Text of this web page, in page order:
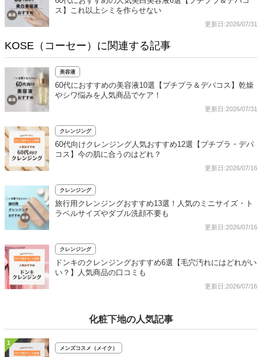
ス】これ以上シミを作らせない
更新日:2026/07/31
KOSE（コーセー）に関連する記事
美容液
60代におすすめの美容液10選【プチプラ＆デパコス】乾燥
やシワ悩みを人気商品でケア！
更新日:2026/07/31
クレンジング
60代向けクレンジング人気おすすめ12選【プチプラ・デパ
コス】今の肌に合うのはどれ？
更新日:2026/07/16
クレンジング
旅行用クレンジングおすすめ13選！人気のミニサイズ・ト
ラベルサイズやダブル洗顔不要も
更新日:2026/07/16
クレンジング
ドンキのクレンジングおすすめ6選【毛穴汚れにはどれがい
い？】人気商品の口コミも
更新日:2026/07/16
化粧下地の人気記事
1
メンズコスメ（メイク）